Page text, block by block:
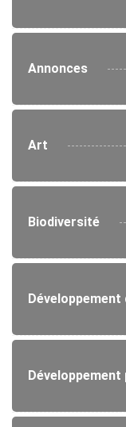
Annonces
Art
Biodiversité
Développement
Développement